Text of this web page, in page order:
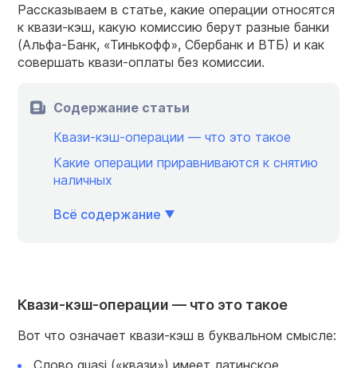
Рассказываем в статье, какие операции относятся
к квази-кэш, какую комиссию берут разные банки
(Альфа-Банк, «Тинькофф», Сбербанк и ВТБ) и как
совершать квази-оплаты без комиссии.
Содержание статьи
Квази-кэш-операции — что это такое
Какие операции приравниваются к снятию
наличных
Всё содержание
Квази-кэш-операции — что это такое
Вот что означает квази-кэш в буквальном смысле:
Слово quasi («квази») имеет латинское